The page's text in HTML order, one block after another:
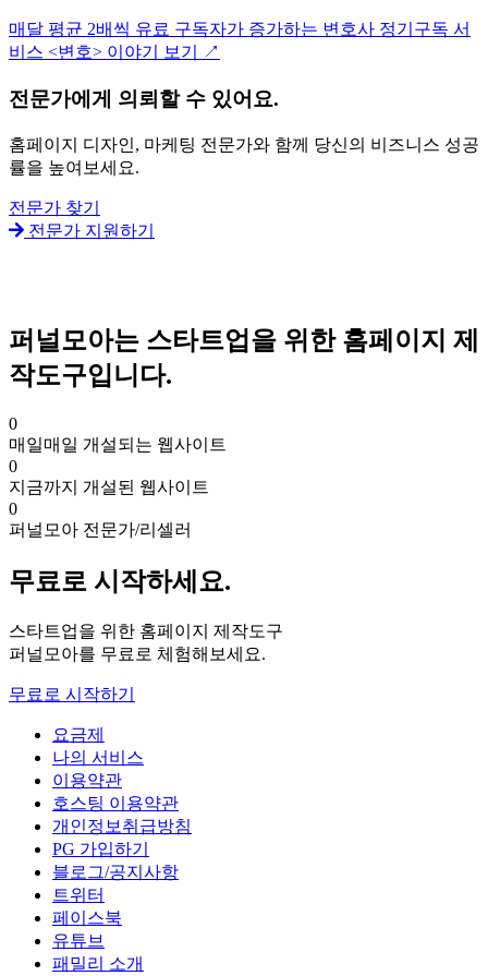
매달 평균 2배씩 유료 구독자가 증가하는 변호사 정기구독 서
비스 <변호> 이야기 보기​ ↗
전문가에게 의뢰할 수 있어요.
홈페이지 디자인, 마케팅 전문가와 함께 당신의 비즈니스 성공
률을 높여보세요.
전문가 찾기
전문가 지원하기
퍼널모아는 스타트업을 위한 홈페이지 제
작도구입니다.
0
매일매일 개설되는 웹사이트
0
지금까지 개설된 웹사이트
0
퍼널모아 전문가/리셀러
무료로 시작하세요.
스타트업을 위한 홈페이지 제작도구
퍼널모아를 무료로 체험해보세요.
무료로 시작하기
요금제
나의 서비스
이용약관
호스팅 이용약관
개인정보취급방침
PG 가입하기
블로그/공지사항
트위터
페이스북
유튜브
패밀리 소개